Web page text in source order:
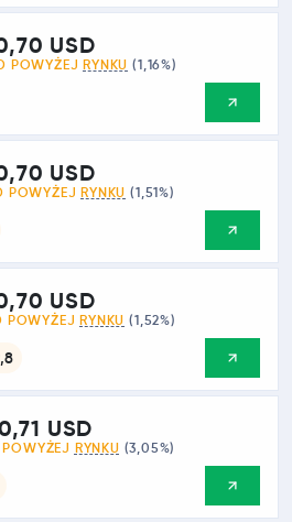
USD
POWYŻEJ RYNKU (1,16%)
USD
POWYŻEJ RYNKU (1,51%)
USD
POWYŻEJ RYNKU (1,52%)
USD
RYNKU (3,05%)